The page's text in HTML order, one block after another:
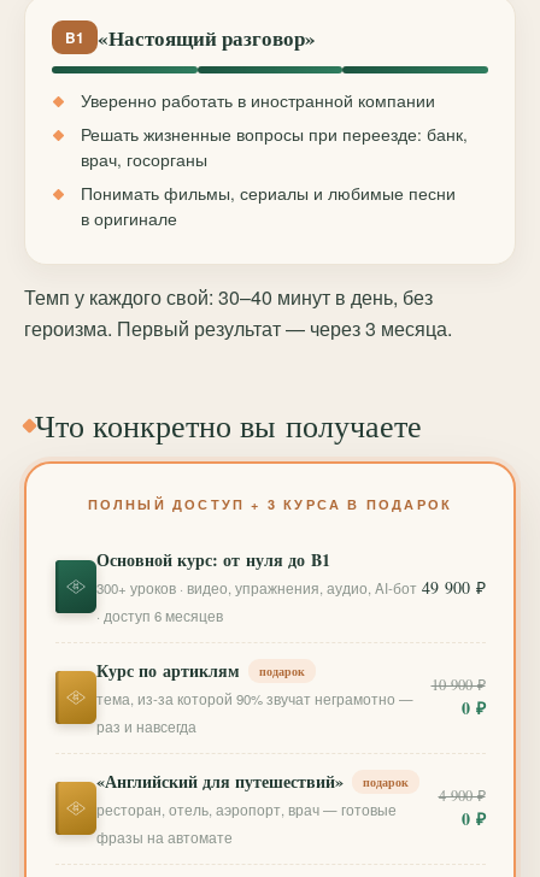
B1 «Настоящий разговор»
Уверенно работать в иностранной компании
Решать жизненные вопросы при переезде: банк,
врач, госорганы
Понимать фильмы, сериалы и любимые песни
в оригинале
Темп у каждого свой: 30–40 минут в день, без
героизма. Первый результат — через 3 месяца.
Что конкретно вы получаете
ПОЛНЫЙ ДОСТУП + 3 КУРСА В ПОДАРОК
Основной курс: от нуля до B1
300+ уроков · видео, упражнения, аудио, AI-бот
· доступ 6 месяцев
49 900 ₽
Курс по артиклям подарок
тема, из-за которой 90% звучат неграмотно —
раз и навсегда
10 900 ₽
0 ₽
«Английский для путешествий» подарок
ресторан, отель, аэропорт, врач — готовые
фразы на автомате
4 900 ₽
0 ₽